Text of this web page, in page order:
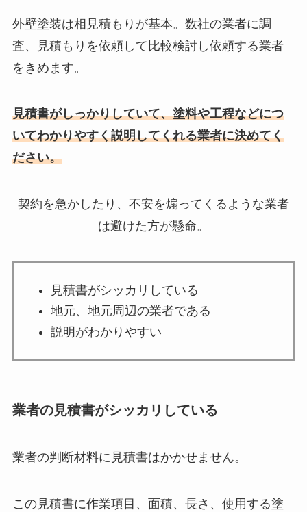
外壁塗装は相見積もりが基本。数社の業者に調
査、見積もりを依頼して比較検討し依頼する業者
をきめます。
見積書がしっかりしていて、塗料や工程などにつ
いてわかりやすく説明してくれる業者に決めてく
ださい。
契約を急かしたり、不安を煽ってくるような業者
は避けた方が懸命。
見積書がシッカリしている
地元、地元周辺の業者である
説明がわかりやすい
業者の見積書がシッカリしている
業者の判断材料に見積書はかかせません。
この見積書に作業項目、面積、長さ、使用する塗